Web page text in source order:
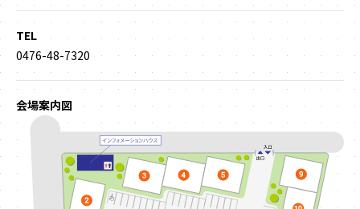
TEL
0476-48-7320
会場案内図